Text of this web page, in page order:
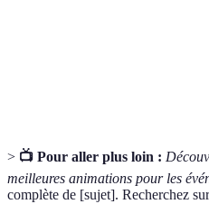
> 📺 Pour aller plus loin :
meilleures animations pour les
complète de [sujet]. Recherchez